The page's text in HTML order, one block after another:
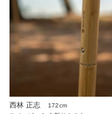
西林 正志
172cm